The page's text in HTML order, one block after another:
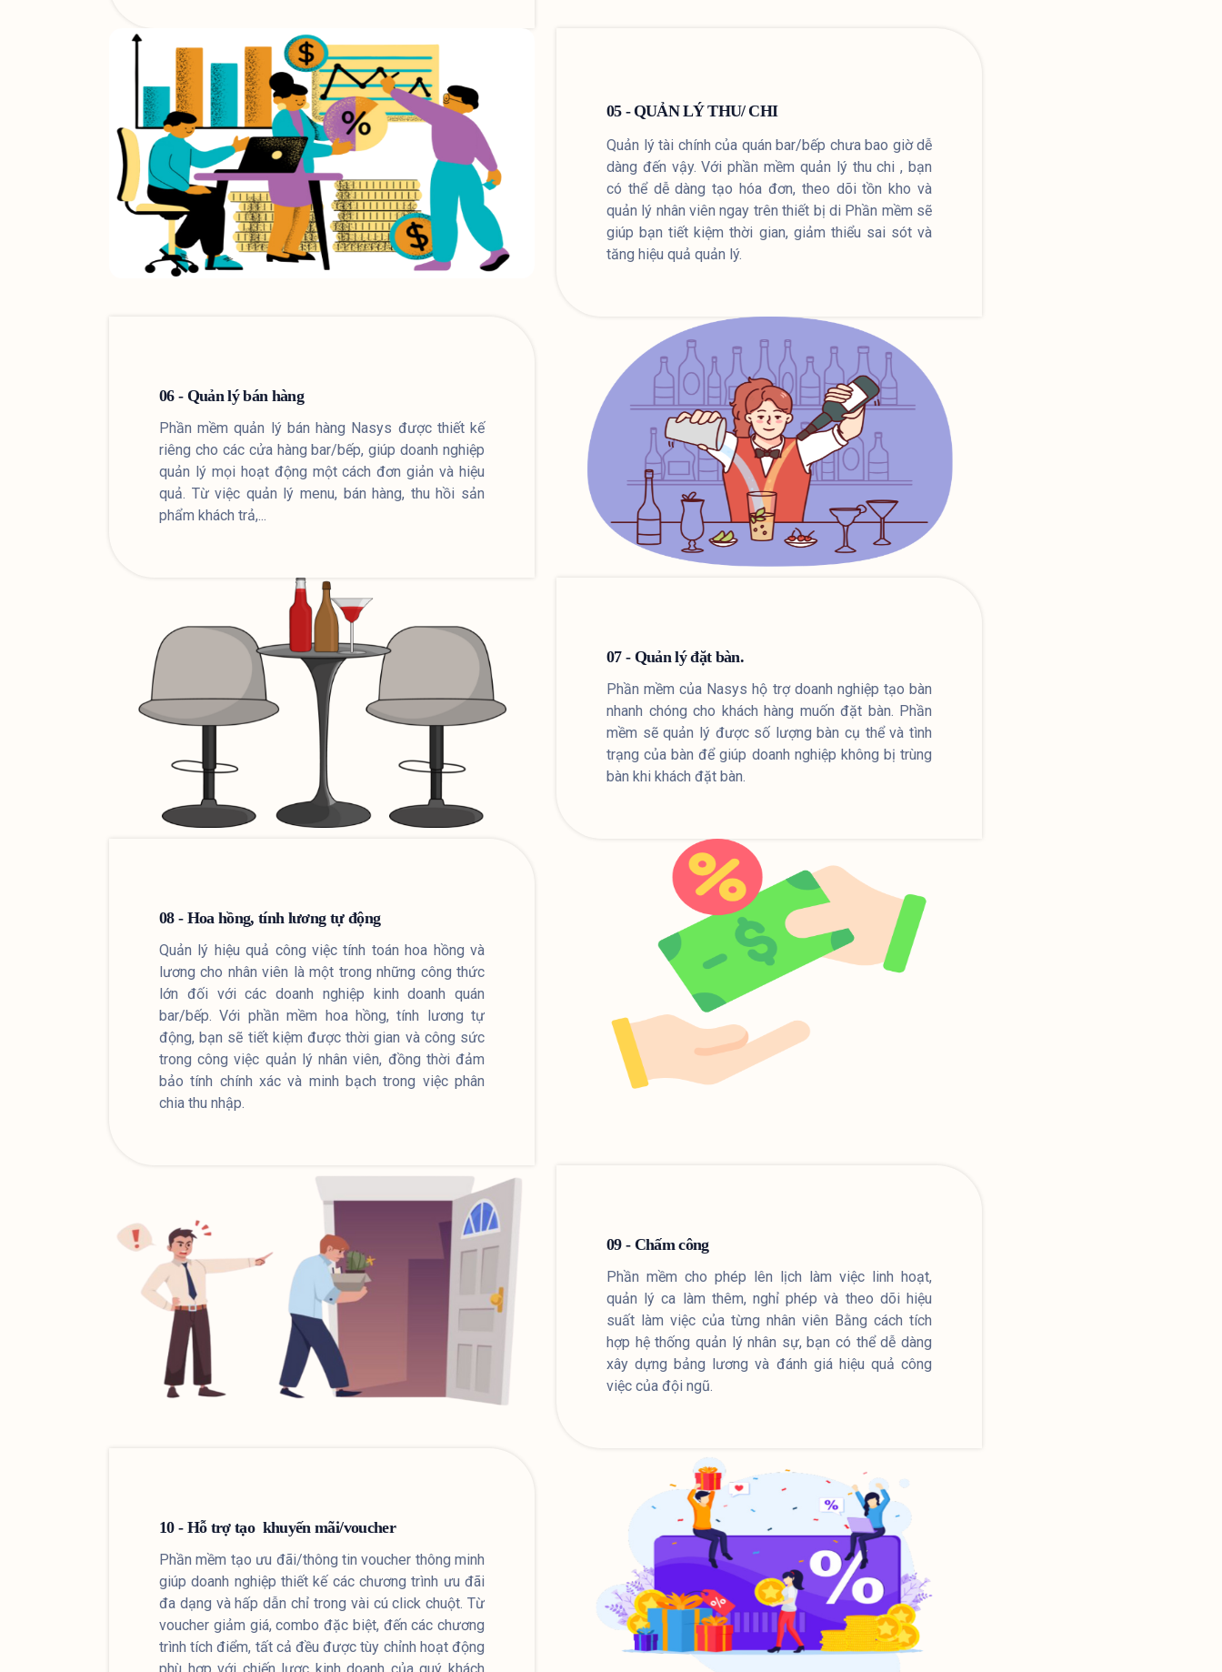
05 - QUẢN LÝ THU/ CHI
Quản lý tài chính của quán bar/bếp chưa bao giờ dễ
dàng đến vậy. Với phần mềm quản lý thu chi , bạn
có thể dễ dàng tạo hóa đơn, theo dõi tồn kho và
quản lý nhân viên ngay trên thiết bị di Phần mềm sẽ
giúp bạn tiết kiệm thời gian, giảm thiểu sai sót và
tăng hiệu quả quản lý.
06 - Quản lý bán hàng
Phần mềm quản lý bán hàng Nasys được thiết kế
riêng cho các cửa hàng bar/bếp, giúp doanh nghiệp
quản lý mọi hoạt động một cách đơn giản và hiệu
quả. Từ việc quản lý menu, bán hàng, thu hồi sản
phẩm khách trả,...
07 - Quản lý đặt bàn.
Phần mềm của Nasys hộ trợ doanh nghiệp tạo bàn
nhanh chóng cho khách hàng muốn đặt bàn. Phần
mềm sẽ quản lý được số lượng bàn cụ thể và tình
trạng của bàn để giúp doanh nghiệp không bị trùng
bàn khi khách đặt bàn.
08 - Hoa hồng, tính lương tự động
Quản lý hiệu quả công việc tính toán hoa hồng và
lương cho nhân viên là một trong những công thức
lớn đối với các doanh nghiệp kinh doanh quán
bar/bếp. Với phần mềm hoa hồng, tính lương tự
động, bạn sẽ tiết kiệm được thời gian và công sức
trong công việc quản lý nhân viên, đồng thời đảm
bảo tính chính xác và minh bạch trong việc phân
chia thu nhập.
09 - Chấm công
Phần mềm cho phép lên lịch làm việc linh hoạt,
quản lý ca làm thêm, nghỉ phép và theo dõi hiệu
suất làm việc của từng nhân viên Bằng cách tích
hợp hệ thống quản lý nhân sự, bạn có thể dễ dàng
xây dựng bảng lương và đánh giá hiệu quả công
việc của đội ngũ.
10 - Hỗ trợ tạo khuyến mãi/voucher
Phần mềm tạo ưu đãi/thông tin voucher thông minh
giúp doanh nghiệp thiết kế các chương trình ưu đãi
đa dạng và hấp dẫn chỉ trong vài cú click chuột. Từ
voucher giảm giá, combo đặc biệt, đến các chương
trình tích điểm, tất cả đều được tùy chỉnh hoạt động